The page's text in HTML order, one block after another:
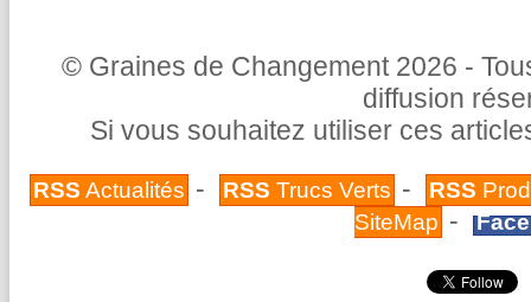
© Graines de Changement 2026 -
diffusion
Si vous souhaitez utiliser ces
RSS Actualités - RSS Trucs Verts - RSS
SiteMap -